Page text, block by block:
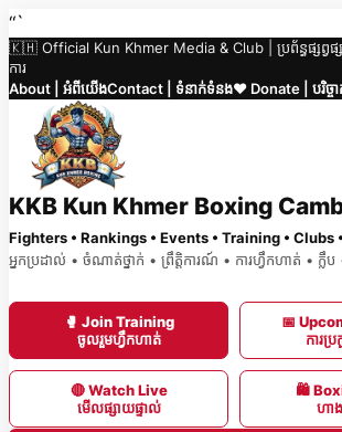
Skip
to
content
“`
🇰🇭 Official Kun Khmer Media & Club | ប្រព័ន្ធផ្សព្វផ្សា
ការ
About | អំពីយើងContact | ទំនាក់ទំនង❤️ Donate | បរិច្ច
KKB Kun Khmer Boxing
Fighters • Rankings • Events • Training • Clubs
អ្នកប្រដាល់ • ចំណាត់ថ្នាក់ • ព្រឹត្តិការណ៍ • ការហ្វឹកហាត់ • ក្
🥊 Join Training
ចូលរួមហ្វឹកហាត់
📅
ការប្
🔴 Watch Live
មើលផ្សាយផ្ទាល់
🛍
ហា